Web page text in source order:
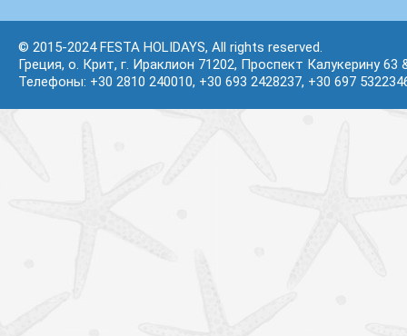
© 2015-2024 FESTA HOLIDAYS, All rights reserved.
Греция, о. Крит, г. Ираклион 71202, Проспект Калукерину 63
Телефоны: +30 2810 240010, +30 693 2428237, +30 697